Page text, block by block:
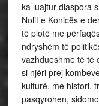
ka luajtur diaspora
Nolit e Konicës e
të plotë me
ndryshëm të
vazhdueshme të të
si njëri prej
kulturë, me histori,
pasqyrohen,